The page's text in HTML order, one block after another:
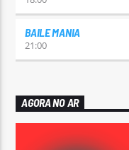
BAILE MANIA
21:00
AGORA NO AR